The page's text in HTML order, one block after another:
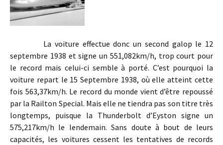
La voiture effectue donc un second galop le 12
septembre 1938 et signe un 551,082km/h, trop court pour
le record mais celui-ci semble à porté. C’est pourquoi la
voiture repart le 15 Septembre 1938, où elle atteint cette
fois 563,37km/h. Le record du monde vient d’être repoussé
par la Railton Special. Mais elle ne tiendra pas son titre très
longtemps, puisque la Thunderbolt d’Eyston signe un
575,217km/h le lendemain. Sans doute à bout de leurs
capacités, les voitures cessent les tentatives de records